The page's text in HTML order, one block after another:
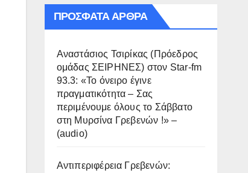
ΠΡΌΣΦΑΤΑ ΆΡΘΡΑ
Αναστάσιος Τσιρίκας (Πρόεδρος
ομάδας ΣΕΙΡΗΝΕΣ) στον Star-fm
93.3: «Το όνειρο έγινε
πραγματικότητα – Σας
περιμένουμε όλους το Σάββατο
στη Μυρσίνα Γρεβενών !» –
(audio)
Αντιπεριφέρεια Γρεβενών: